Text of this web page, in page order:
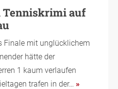
Tenniskrimi auf
Finale mit unglücklichem
hätte der
1 kaum verlaufen
trafen in der… »